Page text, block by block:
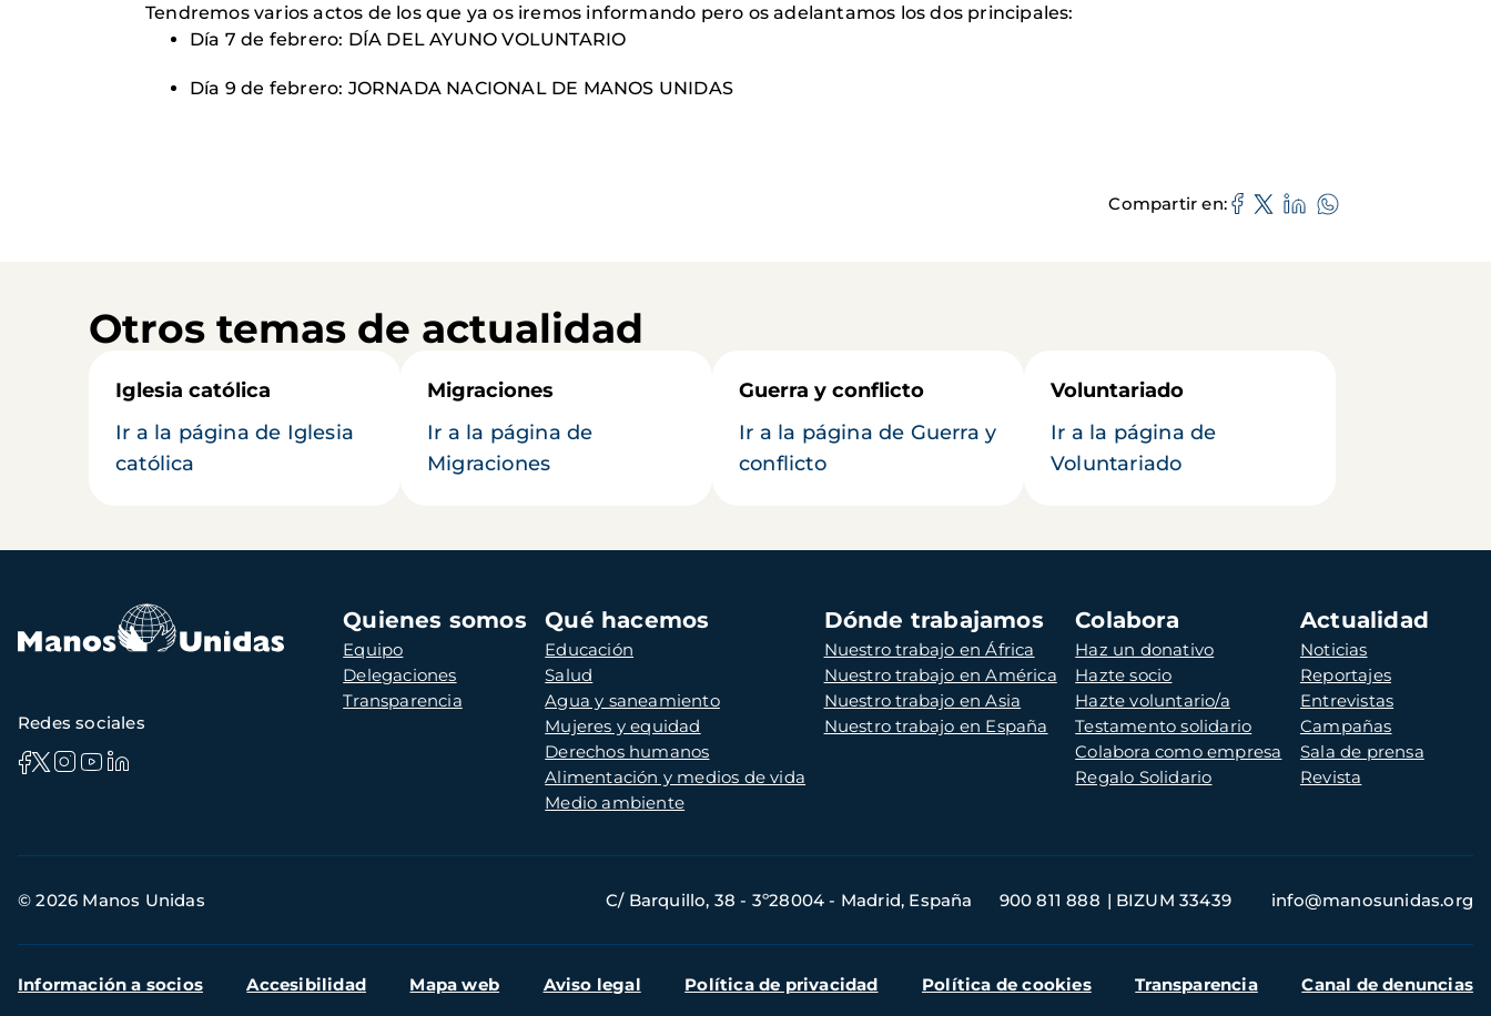
Tendremos varios actos de los que ya os iremos informando pero os adelantamos los dos principales:
Día 7 de febrero: DÍA DEL AYUNO VOLUNTARIO
Día 9 de febrero: JORNADA NACIONAL DE MANOS UNIDAS
Compartir en
Otros temas de actualidad
Iglesia católica
Ir a la página de Iglesia
católica
Migraciones
Ir a la página de
Migraciones
Guerra y conflicto
Ir a la página de Guerra y
conflicto
Voluntariado
Ir a la página de
Voluntariado
Navegación
principal
Quienes somos
Equipo
Delegaciones
Transparencia
Qué hacemos
Educación
Salud
Agua y saneamiento
Mujeres y equidad
Derechos humanos
Alimentación y medios de vida
Medio ambiente
Dónde trabajamos
Nuestro trabajo en África
Nuestro trabajo en América
Nuestro trabajo en Asia
Nuestro trabajo en España
Colabora
Haz un donativo
Hazte socio
Hazte voluntario/a
Testamento solidario
Colabora como empresa
Regalo Solidario
Actualidad
Noticias
Reportajes
Entrevistas
Campañas
Sala de prensa
Revista
Redes sociales
de
© 2026 Manos Unidas C/ Barquillo, 38 - 3º28004 - Madrid, España 900 811 888 BIZUM 33439 info@manosunidas.org
Menú
Información a socios Accesibilidad Mapa web Aviso legal Política de privacidad Política de cookies Transparencia Canal de denuncias